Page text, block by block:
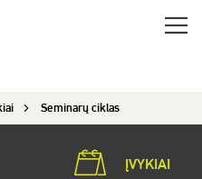
Seminarų ciklas
ĮVYKIAI